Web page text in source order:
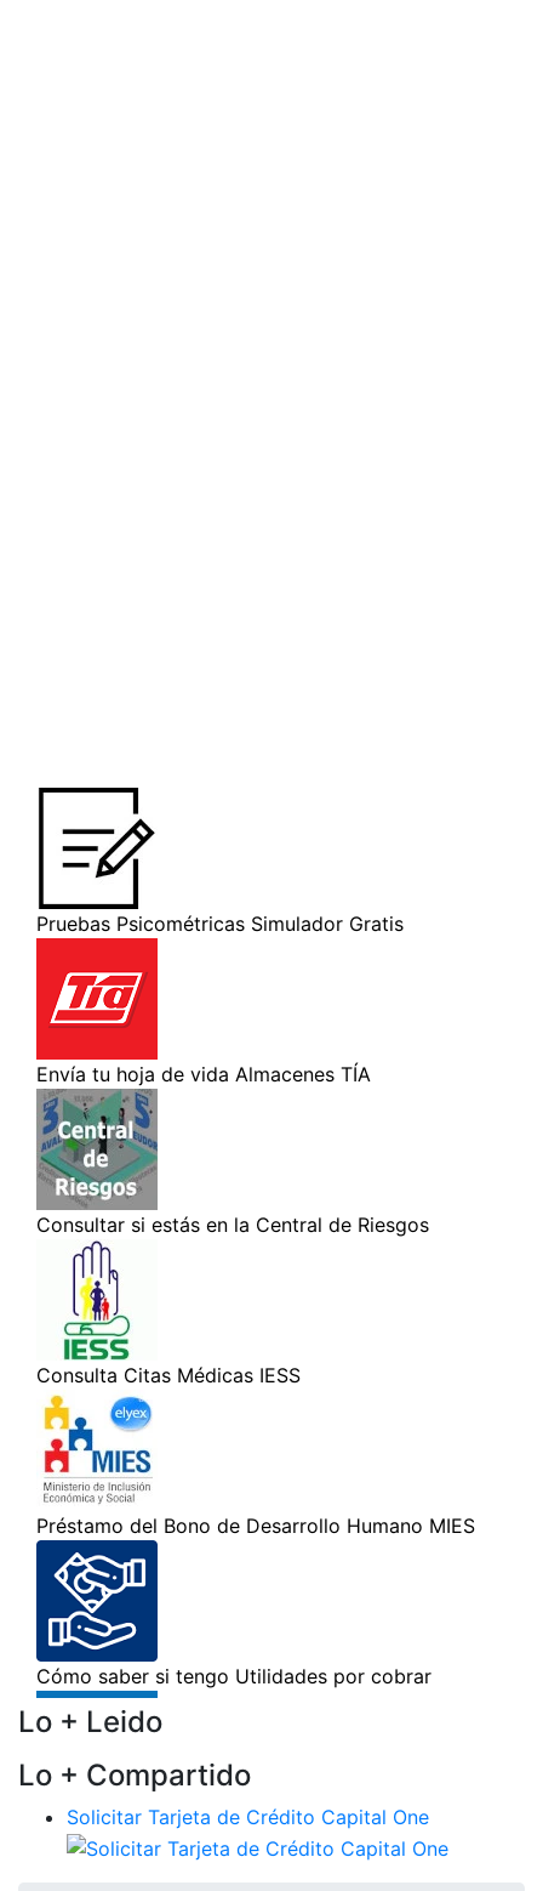
Lo + Leido
Lo + Compartido
Solicitar Tarjeta de Crédito Capital One